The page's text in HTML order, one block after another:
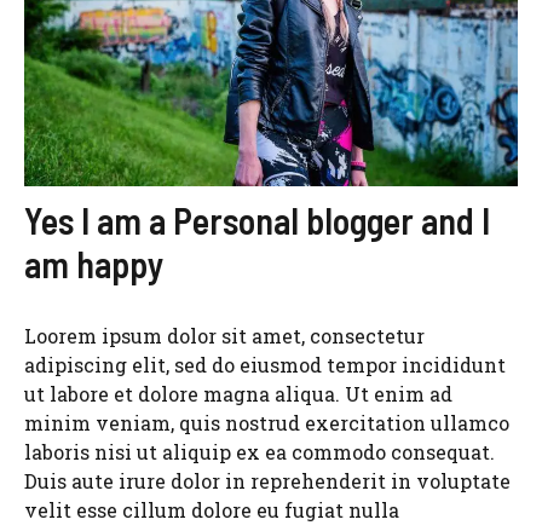
Yes I am a Personal blogger and I
am happy
Loorem ipsum dolor sit amet, consectetur
adipiscing elit, sed do eiusmod tempor incididunt
ut labore et dolore magna aliqua. Ut enim ad
minim veniam, quis nostrud exercitation ullamco
laboris nisi ut aliquip ex ea commodo consequat.
Duis aute irure dolor in reprehenderit in voluptate
velit esse cillum dolore eu fugiat nulla